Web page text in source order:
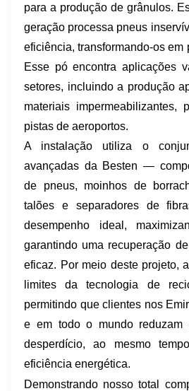
para a produção de grânulos.
geração processa pneus
eficiência, transformando-os em
Esse pó encontra aplicações
setores, incluindo a produção
materiais impermeabilizantes,
pistas de aeroportos.
A instalação utiliza o
avançadas da Besten —
de pneus, moinhos de
talões e separadores de
desempenho ideal,
garantindo uma recuperação
eficaz. Por meio deste projeto,
limites da tecnologia de
permitindo que clientes nos
e em todo o mundo reduzam
desperdício, ao mesmo
eficiência energética.
Demonstrando nosso total